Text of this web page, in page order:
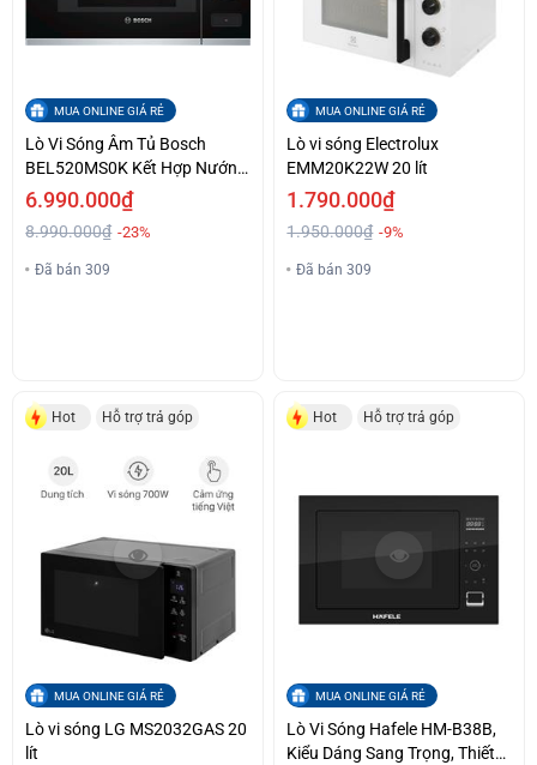
MUA ONLINE GIÁ RẺ
Lò Vi Sóng Âm Tủ Bosch
BEL520MS0K Kết Hợp Nướng
Dung tích 20L Giá Cả Ưu Đãi
6.990.000₫
8.990.000₫ -23%
Đã bán 309
MUA ONLINE GIÁ RẺ
Lò vi sóng Electrolux
EMM20K22W 20 lít
1.790.000₫
1.950.000₫ -9%
Đã bán 309
Hot Hỗ trợ trả góp
MUA ONLINE GIÁ RẺ
Lò vi sóng LG MS2032GAS 20
lít
Hot Hỗ trợ trả góp
MUA ONLINE GIÁ RẺ
Lò Vi Sóng Hafele HM-B38B,
Kiểu Dáng Sang Trọng, Thiết